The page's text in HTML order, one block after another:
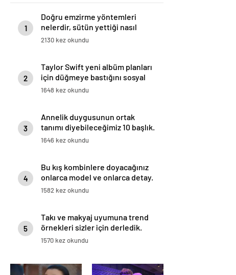
1
Doğru emzirme yöntemleri
nelerdir, sütün yettiği nasıl
anlaşılır?
2130 kez okundu
2
Taylor Swift yeni albüm planları
için düğmeye bastığını sosyal
medyadan duyurdu!
1648 kez okundu
3
Annelik duygusunun ortak
tanımı diyebileceğimiz 10 başlık.
1646 kez okundu
4
Bu kış kombinlere doyacağınız
onlarca model ve onlarca detay.
1582 kez okundu
5
Takı ve makyaj uyumuna trend
örnekleri sizler için derledik.
1570 kez okundu